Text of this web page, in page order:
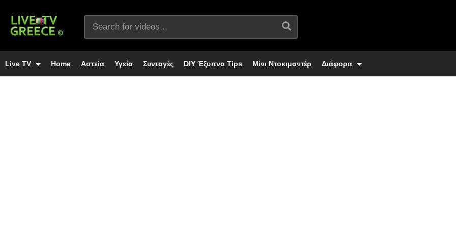
Live TV Home Αστεία Υγεία Συνταγές DIY Έξυπνα Tips Μίνι Ντοκιμαντέρ Διάφορα